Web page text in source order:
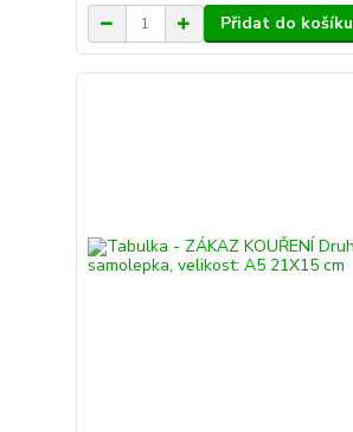
Přidat do košíku